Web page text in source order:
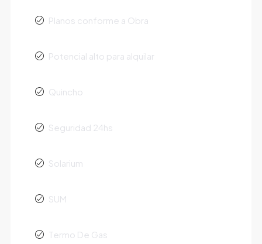
Planos conforme a Obra
Potencial alto para alquilar
Quincho
Seguridad 24hs
Solarium
SUM
Termo De Gas